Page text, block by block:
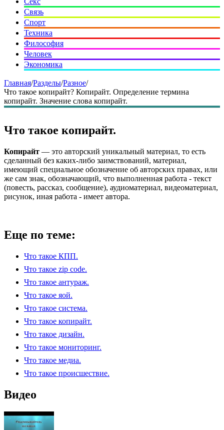
Связь
Спорт
Техника
Философия
Человек
Экономика
Главная/Разделы/Разное/
Что такое копирайт? Копирайт. Определение термина
копирайт. Значение слова копирайт.
Что такое копирайт.
Копирайт — это авторский уникальный материал, то есть
сделанный без каких-либо заимствований, материал,
имеющий специальное обозначение об авторских правах, или
же сам знак, обозначающий, что выполненная работа - текст
(повесть, рассказ, сообщение), аудиоматериал, видеоматериал,
рисунок, иная работа - имеет автора.
Еще по теме:
Что такое КПП.
Что такое zip code.
Что такое антураж.
Что такое яой.
Что такое система.
Что такое копирайт.
Что такое дизайн.
Что такое мониторинг.
Что такое медиа.
Что такое происшествие.
Видео